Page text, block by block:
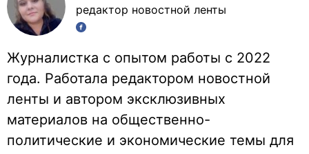
редактор новостной ленты
Журналистка с опытом работы с 2022
года. Работала редактором новостной
ленты и автором эксклюзивных
материалов на общественно-
политические и экономические темы для